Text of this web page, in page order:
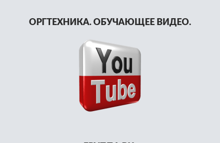
ОРГТЕХНИКА. ОБУЧАЮЩЕЕ ВИДЕО.